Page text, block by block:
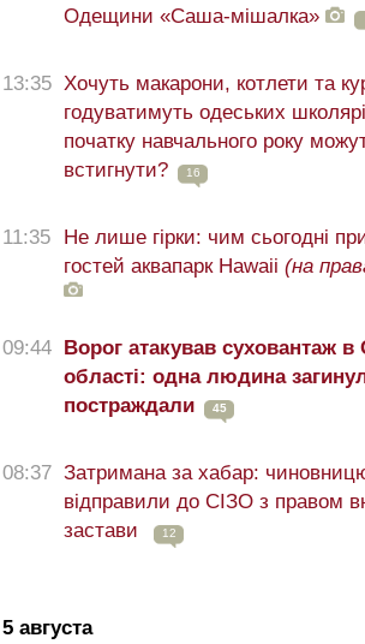
Одещини «Саша-мішалка»
13:35 Хочуть макарони, котлети та
годуватимуть одеських
початку навчального року
встигнути?
16
11:35
Не лише гірки: чим сьогодні
гостей аквапарк Hawaii (на
09:44 Ворог атакував суховантаж в
області: одна людина
постраждали
45
08:37 Затримана за хабар:
відправили до СІЗО з правом
застави
12
5 августа